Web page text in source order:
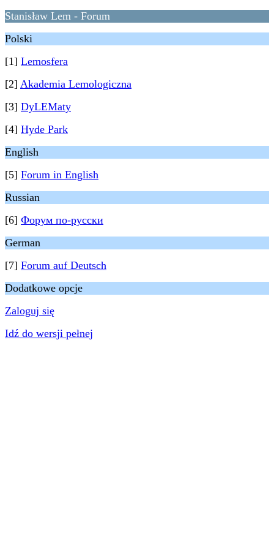
Stanisław Lem - Forum
Polski
[1] Lemosfera
[2] Akademia Lemologiczna
[3] DyLEMaty
[4] Hyde Park
English
[5] Forum in English
Russian
[6] Форум по-русски
German
[7] Forum auf Deutsch
Dodatkowe opcje
Zaloguj się
Idź do wersji pełnej